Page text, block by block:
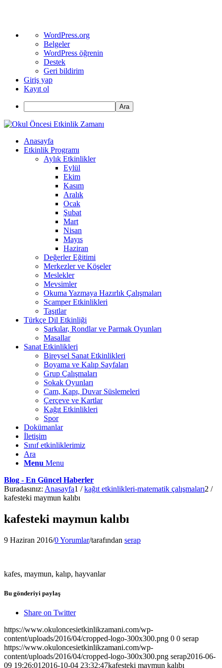
WordPress
hakkında
WordPress.org
Belgeler
WordPress öğrenin
Destek
Geri bildirim
Giriş yap
Kayıt ol
Ara
Anasayfa
Etkinlik Programı
Aylık Etkinlikler
Eylül
Ekim
Kasım
Aralık
Ocak
Şubat
Mart
Nisan
Mayıs
Haziran
Değerler Eğitimi
Merkezler ve Köşeler
Meslekler
Mevsimler
Okuma Yazmaya Hazırlık Çalışmaları
Scamper Etkinlikleri
Taşıtlar
Türkçe Dil Etkinliği
Şarkılar, Rondlar ve Parmak Oyunları
Masallar
Sanat Etkinlikleri
Bireysel Sanat Etkinlikleri
Boyama ve Kalıp Sayfaları
Grup Çalışmaları
Sokak Oyunları
Cam, Kapı, Duvar Süslemeleri
Çerçeve ve Kartlar
Kağıt Etkinlikleri
Spor
Dokümanlar
İletişim
Sınıf etkinliklerimiz
Ara
Menu Menu
Blog - En Güncel Haberler
Buradasınız: Anasayfa1 / kağıt etkinlikleri-matematik çalışmaları2 /
kafesteki maymun kalıbı
kafesteki maymun kalıbı
9 Haziran 2016/0 Yorumlar/tarafından serap
kafes, maymun, kalıp, hayvanlar
Bu gönderiyi paylaş
Share on Twitter
https://www.okuloncesietkinlikzamani.com/wp-
content/uploads/2016/04/cropped-logo-300x300.png 0 0 serap
https://www.okuloncesietkinlikzamani.com/wp-
content/uploads/2016/04/cropped-logo-300x300.png serap2016-06-
09 19:26:01 2016-10-04 23:32:47kafesteki maymun kalıbı